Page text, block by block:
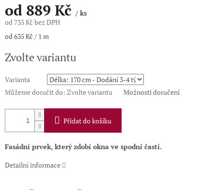
od 889 Kč / ks
od 735 Kč bez DPH
Měrná
od 635 Kč / 1 m
Zvolte variantu
Varianta
Můžeme doručit do: Zvolte variantu Možnosti doručení
Přidat do košíku
Fasádní prvek, který zdobí okna ve spodní častí.
Detailní informace